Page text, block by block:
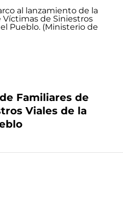
Familiares de
Viales de la